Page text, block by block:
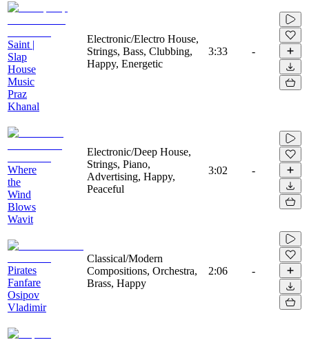
Saint |
Slap
House
Music
Praz
Khanal
Electronic/Electro House,
Strings, Bass, Clubbing,
Happy, Energetic
3:33 -
Where
the
Wind
Blows
Wavit
Electronic/Deep House,
Strings, Piano,
Advertising, Happy,
Peaceful
3:02 -
Pirates
Fanfare
Osipov
Vladimir
Classical/Modern
Compositions, Orchestra,
Brass, Happy
2:06 -